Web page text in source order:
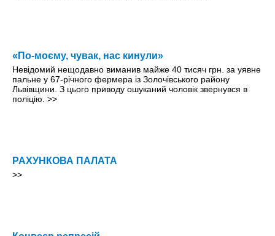
«По-моєму, чувак, нас кинули»
Невідомий нещодавно виманив майже 40 тисяч грн. за уявне
пальне у 67-річного фермера із Золочівського району
Львівщини. З цього приводу ошуканий чоловік звернувся в
поліцію. >>
РАХУНКОВА ПАЛАТА
>>